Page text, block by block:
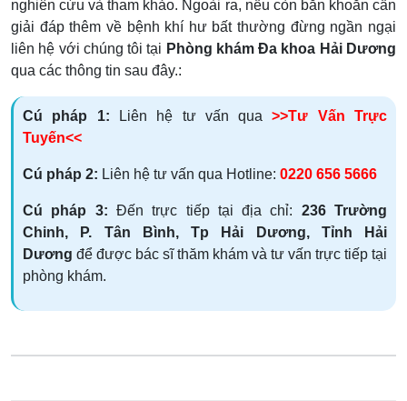
nghiên cứu và tham khảo. Ngoài ra, nếu còn băn khoăn cần
giải đáp thêm về bệnh khí hư bất thường đừng ngần ngại
liên hệ với chúng tôi tại Phòng khám Đa khoa Hải Dương
qua các thông tin sau đây.:
Cú pháp 1: Liên hệ tư vấn qua>>Tư Vấn Trực
Tuyến<<
Cú pháp 2: Liên hệ tư vấn qua Hotline: 0220 656 5666
Cú pháp 3: Đến trực tiếp tại địa chỉ: 236 Trường
Chinh, P. Tân Bình, Tp Hải Dương, Tỉnh Hải
Dương để được bác sĩ thăm khám và tư vấn trực tiếp tại
phòng khám.